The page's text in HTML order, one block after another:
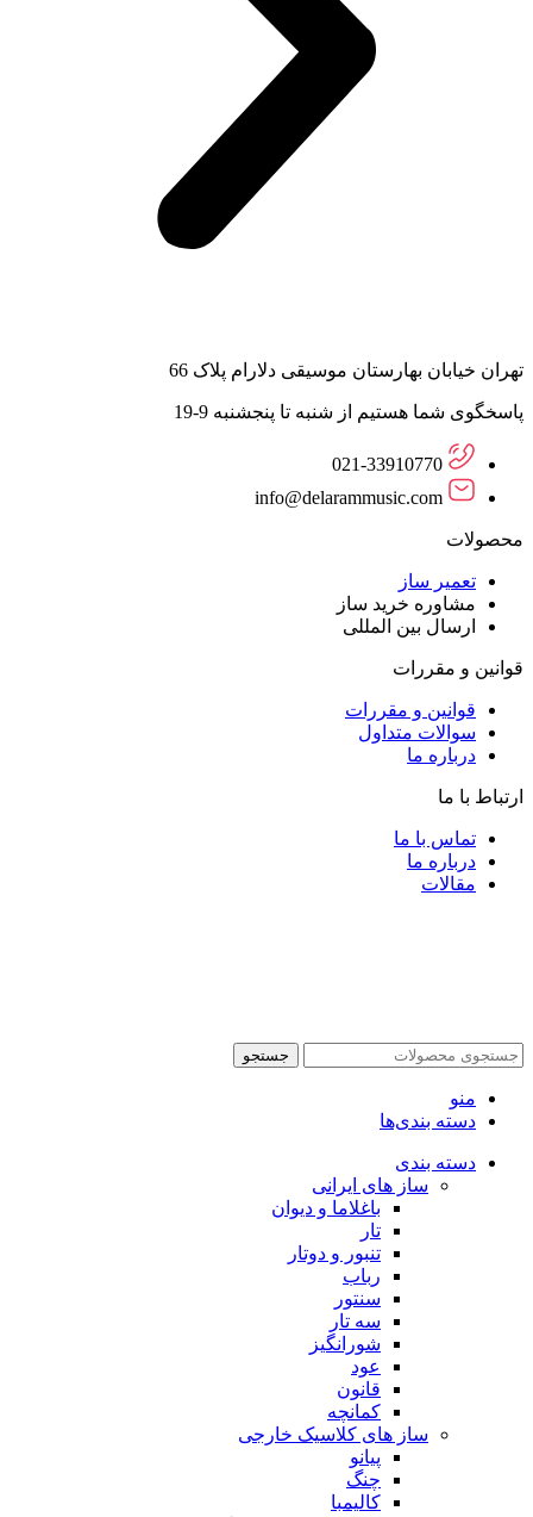
تهران خیابان بهارستان موسیقی دلارام پلاک 66
پاسخگوی شما هستیم از شنبه تا پنجشنبه 9-19
021-33910770
info@delarammusic.com
محصولات
تعمیر ساز
مشاوره خرید ساز
ارسال بین المللی
قوانین و مقررات
قوانین و مقررات
سوالات متداول
درباره ما
ارتباط با ما
تماس با ما
درباره ما
مقالات
جستجو
منو
دسته بندی‌ها
دسته بندی
ساز های ایرانی
باغلاما و دیوان
تار
تنبور و دوتار
رباب
سنتور
سه تار
شورانگیز
عود
قانون
کمانچه
ساز های کلاسیک خارجی
پیانو
چنگ
کالیمبا